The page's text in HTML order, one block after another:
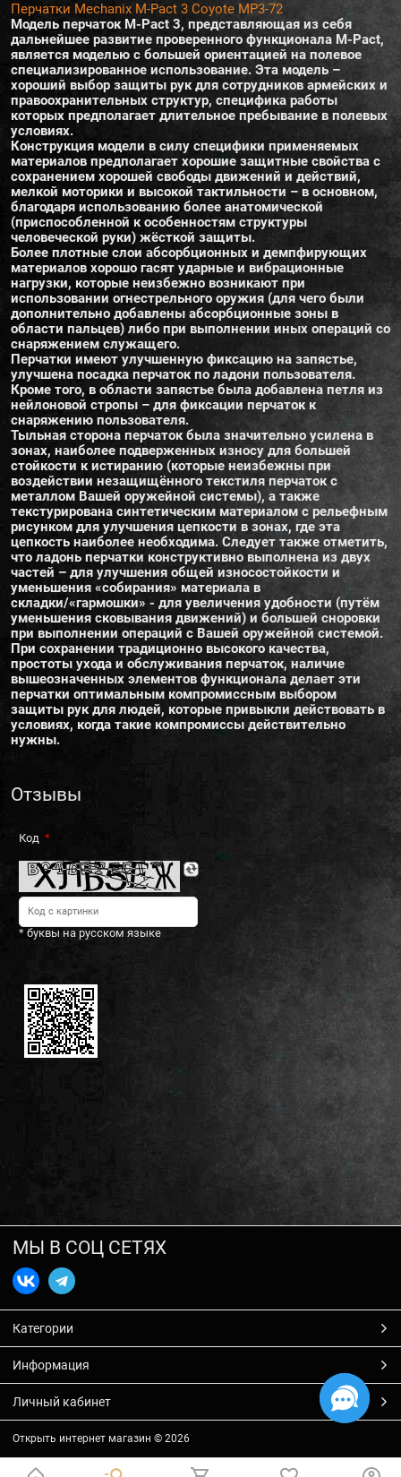
Перчатки Mechanix M-Pact 3 Coyote MP3-72
Модель перчаток M-Pact 3, представляющая из себя
дальнейшее развитие проверенного функционала M-Pact,
является моделью с большей ориентацией на полевое
специализированное использование. Эта модель –
хороший выбор защиты рук для сотрудников армейских и
правоохранительных структур, специфика работы
которых предполагает длительное пребывание в полевых
условиях.
Конструкция модели в силу специфики применяемых
материалов предполагает хорошие защитные свойства с
сохранением хорошей свободы движений и действий,
мелкой моторики и высокой тактильности – в основном,
благодаря использованию более анатомической
(приспособленной к особенностям структуры
человеческой руки) жёсткой защиты.
Более плотные слои абсорбционных и демпфирующих
материалов хорошо гасят ударные и вибрационные
нагрузки, которые неизбежно возникают при
использовании огнестрельного оружия (для чего были
дополнительно добавлены абсорбционные зоны в
области пальцев) либо при выполнении иных операций со
снаряжением служащего.
Перчатки имеют улучшенную фиксацию на запястье,
улучшена посадка перчаток по ладони пользователя.
Кроме того, в области запястье была добавлена петля из
нейлоновой стропы – для фиксации перчаток к
снаряжению пользователя.
Тыльная сторона перчаток была значительно усилена в
зонах, наиболее подверженных износу для большей
стойкости к истиранию (которые неизбежны при
воздействии незащищённого текстиля перчаток с
металлом Вашей оружейной системы), а также
текстурирована синтетическим материалом с рельефным
рисунком для улучшения цепкости в зонах, где эта
цепкость наиболее необходима. Следует также отметить,
что ладонь перчатки конструктивно выполнена из двух
частей – для улучшения общей износостойкости и
уменьшения «собирания» материала в
складки/«гармошки» - для увеличения удобности (путём
уменьшения сковывания движений) и большей сноровки
при выполнении операций с Вашей оружейной системой.
При сохранении традиционно высокого качества,
простоты ухода и обслуживания перчаток, наличие
вышеозначенных элементов функционала делает эти
перчатки оптимальным компромиссным выбором
защиты рук для людей, которые привыкли действовать в
условиях, когда такие компромиссы действительно
нужны.
Отзывы
Код
* буквы на русском языке
МЫ В СОЦ СЕТЯХ
Категории
Информация
Личный кабинет
Открыть интернет магазин © 2026